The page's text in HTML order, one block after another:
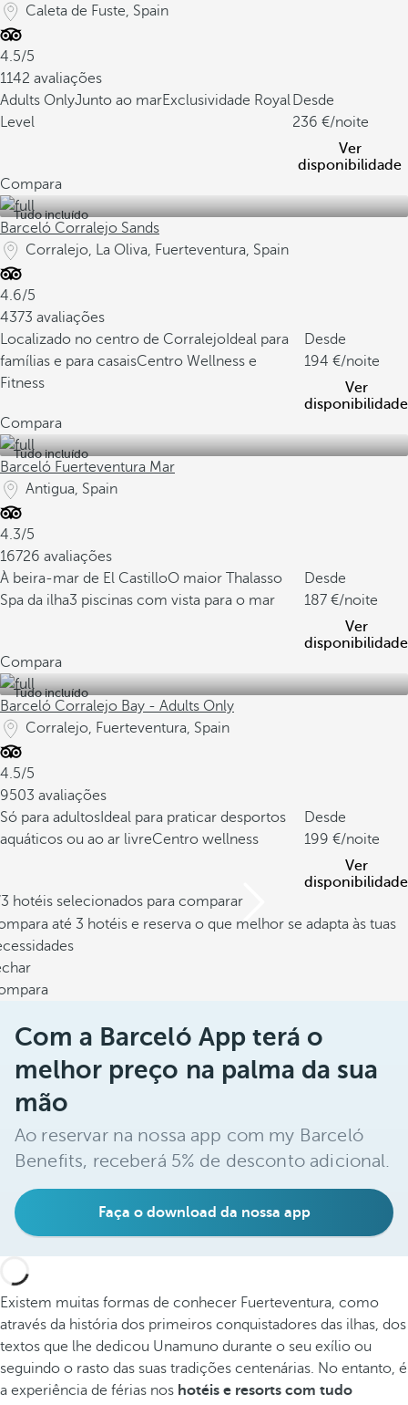
Caleta de Fuste, Spain
4.5/5
1142 avaliações
Adults OnlyJunto ao marExclusividade Royal
Level
Desde
236
/noite
Ver
disponibilidade
Compara
Tudo incluído
Barceló Corralejo Sands
Corralejo, La Oliva, Fuerteventura, Spain
4.6/5
4373 avaliações
Localizado no centro de Corralejo Ideal para
famílias e para casaisCentro Wellness e
Fitness
Desde
194
/noite
Ver
disponibilidade
Compara
Tudo incluído
Barceló Fuerteventura Mar
Antigua, Spain
4.3/5
16726 avaliações
À beira-mar de El CastilloO maior Thalasso
Spa da ilha3 piscinas com vista para o mar
Desde
187
/noite
Ver
disponibilidade
Compara
Tudo incluído
Barceló Corralejo Bay - Adults Only
Corralejo, Fuerteventura, Spain
4.5/5
9503 avaliações
Só para adultos Ideal para praticar desportos
aquáticos ou ao ar livreCentro wellness
Desde
199
/noite
Ver
disponibilidade
hotéis selecionados para comparar
até 3 hotéis e reserva o que melhor se adapta às tuas
Com a Barceló App terá o
melhor preço na palma da sua
mão
Ao reservar na nossa app com my Barceló
Benefits, receberá 5% de desconto adicional.
Faça o download da nossa app
Existem muitas formas de conhecer Fuerteventura, como
através da história dos primeiros conquistadores das ilhas, dos
textos que lhe dedicou Unamuno durante o seu exílio ou
seguindo o rasto das suas tradições centenárias. No entanto, é
a experiência de férias nos hotéis e resorts com tudo